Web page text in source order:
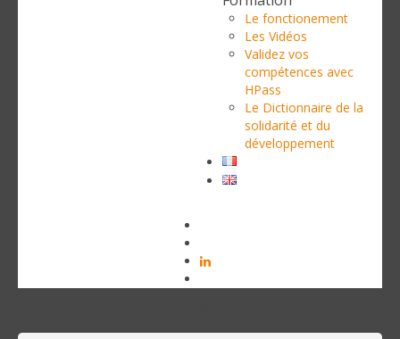
Le fonctionement
Les Vidéos
Validez vos
compétences avec
HPass
Le Dictionnaire de la
solidarité et du
développement